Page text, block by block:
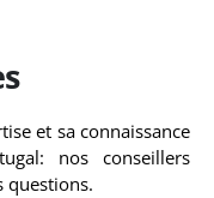
et sa connaissance
nos conseillers
questions.